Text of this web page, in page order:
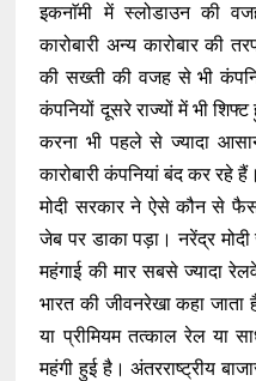
इकनाॅमी में स्लोडाउन की
कारोबारी अन्य कारोबार की
की सख्ती की वजह से भी
कंपनियों दूसरे राज्यों में भी
करना भी पहले से ज्यादा
कारोबारी कंपनियां बंद कर रहे हैं।
मोदी सरकार ने ऐसे कौन से
जेब पर डाका पड़ा। नरेंद्र
महंगाई की मार सबसे ज्यादा
भारत की जीवनरेखा कहा जाता
या प्रीमियम तत्काल रेल या
महंगी हुई है। अंतरराष्ट्रीय